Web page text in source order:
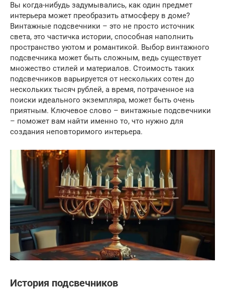
Вы когда-нибудь задумывались, как один предмет
интерьера может преобразить атмосферу в доме?
Винтажные подсвечники – это не просто источник
света, это частичка истории, способная наполнить
пространство уютом и романтикой. Выбор винтажного
подсвечника может быть сложным, ведь существует
множество стилей и материалов. Стоимость таких
подсвечников варьируется от нескольких сотен до
нескольких тысяч рублей, а время, потраченное на
поиски идеального экземпляра, может быть очень
приятным. Ключевое слово – винтажные подсвечники
– поможет вам найти именно то, что нужно для
создания неповторимого интерьера.
История подсвечников